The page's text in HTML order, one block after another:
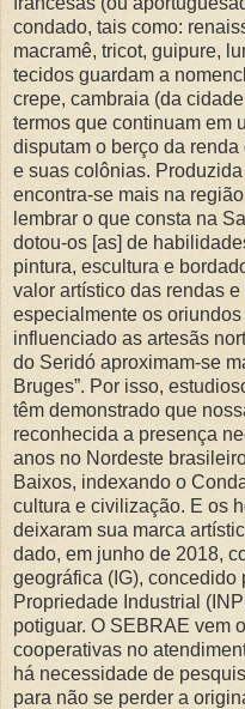
condado, tais como:
macramê, tricot, guipure,
tecidos guardam a
crepe, cambraia (da
termos que continuam em
disputam o berço da
e suas colônias.
encontra-se mais na
lembrar o que consta na
dotou-os [as] de
pintura, escultura e
valor artístico das rendas
especialmente os
influenciado as artesãs
do Seridó aproximam-se
Bruges”. Por isso,
têm demonstrado que
reconhecida a presença
anos no Nordeste
Baixos, indexando o
cultura e civilização. E os
deixaram sua marca
dado, em junho de 2018,
geográfica (IG),
Propriedade Industrial
potiguar. O SEBRAE vem
cooperativas no
há necessidade de
para não se perder a